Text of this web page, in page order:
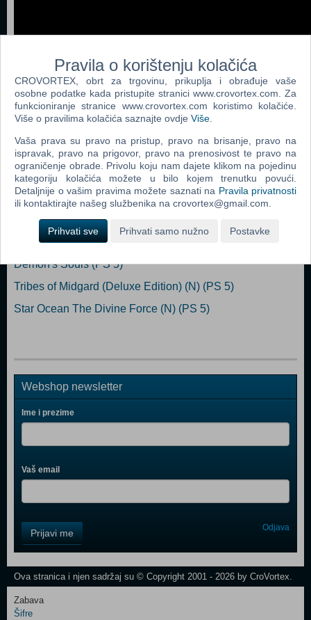
Popularno
void tRrLM();++ //Void Terrarium++ (N) (PS 5)
Edge of Eternity (N) (PS 5)
Final Fantasy VII Remake Intergrade (PS 5)
Demon's Souls (PS 5)
Tribes of Midgard (Deluxe Edition) (N) (PS 5)
Star Ocean The Divine Force (N) (PS 5)
Webshop newsletter
Ime i prezime
Vaš email
Field
One
Newsletter
Prijavi me Odjava
Ova stranica i njen sadržaj su © Copyright 2001 - 2026 by CroVortex.
Zabava
Šifre
Pravila o korištenju kolačića
CROVORTEX, obrt za trgovinu, prikuplja i obrađuje vaše
osobne podatke kada pristupite stranici www.crovortex.com. Za
funkcioniranje stranice www.crovortex.com koristimo kolačiće.
Više o pravilima kolačića saznajte ovdje Više
Vaša prava su pravo na pristup, pravo na brisanje, pravo na
ispravak, pravo na prigovor, pravo na prenosivost te pravo na
ograničenje obrade. Privolu koju nam dajete klikom na pojedinu
kategoriju kolačića možete u bilo kojem trenutku povući.
Detaljnije o vašim pravima možete saznati na Pravila privatnosti
ili kontaktirajte našeg službenika na crovortex@gmail.com.
Prihvati sve Prihvati samo nužno Postavke